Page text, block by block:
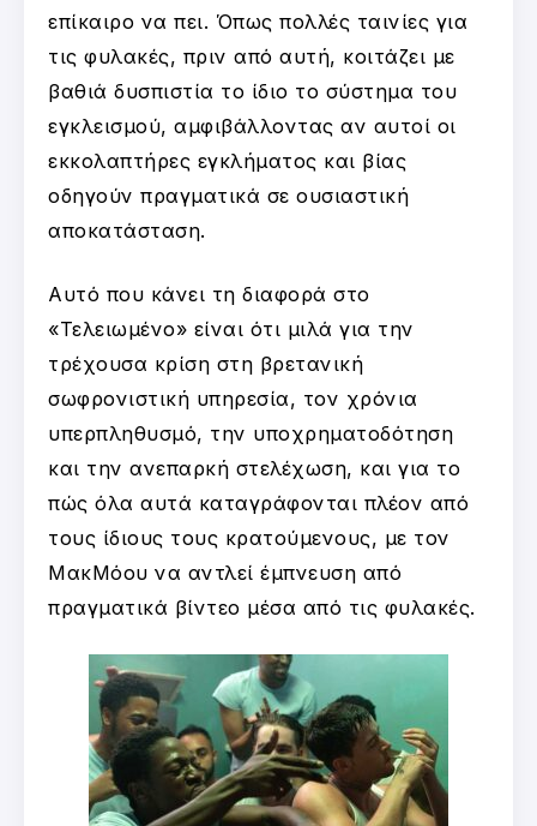
επίκαιρο να πει. Όπως πολλές ταινίες για
τις φυλακές, πριν από αυτή, κοιτάζει με
βαθιά δυσπιστία το ίδιο το σύστημα του
εγκλεισμού, αμφιβάλλοντας αν αυτοί οι
εκκολαπτήρες εγκλήματος και βίας
οδηγούν πραγματικά σε ουσιαστική
αποκατάσταση.
Αυτό που κάνει τη διαφορά στο
«Τελειωμένο» είναι ότι μιλά για την
τρέχουσα κρίση στη βρετανική
σωφρονιστική υπηρεσία, τον χρόνια
υπερπληθυσμό, την υποχρηματοδότηση
και την ανεπαρκή στελέχωση, και για το
πώς όλα αυτά καταγράφονται πλέον από
τους ίδιους τους κρατούμενους, με τον
ΜακΜόου να αντλεί έμπνευση από
πραγματικά βίντεο μέσα από τις φυλακές.